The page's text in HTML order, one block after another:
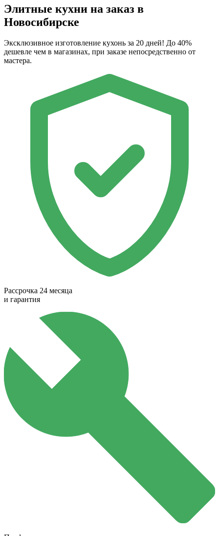
Элитные кухни на заказ в
Новосибирске
Эксклюзивное изготовление кухонь за 20 дней! До 40%
дешевле чем в магазинах, при заказе непосредственно от
мастера.
Рассрочка 24 месяца
и гарантия